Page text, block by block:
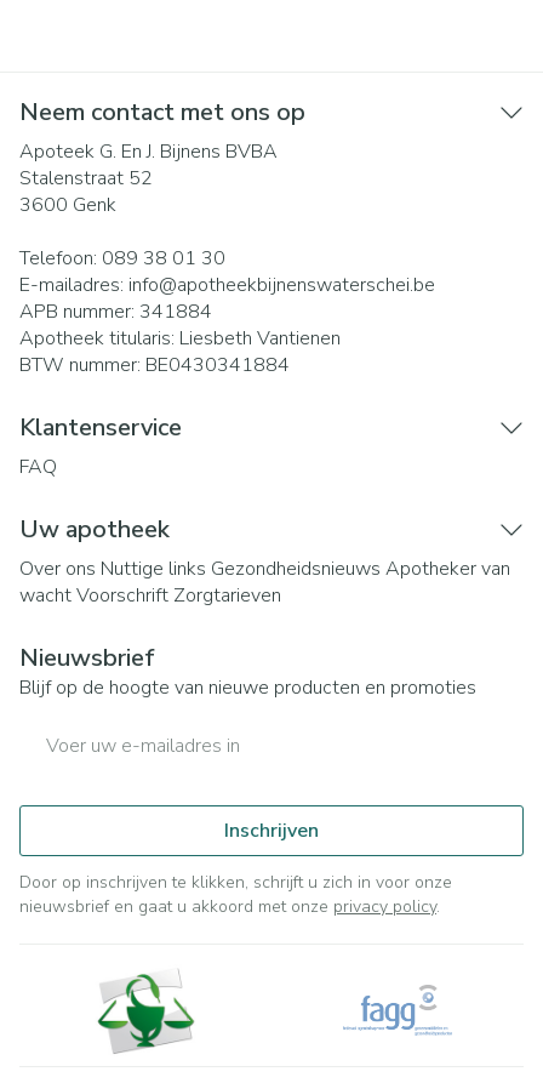
Neem contact met ons op
Apoteek G. En J. Bijnens BVBA
Stalenstraat 52
3600 Genk
Telefoon: 089 38 01 30
E-mailadres: info@apotheekbijnenswaterschei.be
APB nummer: 341884
Apotheek titularis: Liesbeth Vantienen
BTW nummer: BE0430341884
Klantenservice
FAQ
Uw apotheek
Over ons Nuttige links Gezondheidsnieuws Apotheker van
wachtVoorschrift Zorgtarieven
Nieuwsbrief
Blijf op de hoogte van nieuwe producten en promoties
Inschrijven
Door op inschrijven te klikken, schrijft u zich in voor onze
nieuwsbrief en gaat u akkoord met onze privacy policy.